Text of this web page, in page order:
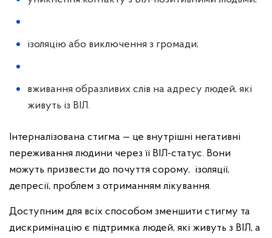
ізоляцію або виключення з громади;
вживання образливих слів на адресу людей, які
живуть із ВІЛ.
Інтерналізована стигма — це внутрішні негативні
переживання людини через її ВІЛ-статус. Вони
можуть призвести до почуття сорому, ізоляції,
депресії, проблем з отриманням лікування.
Доступним для всіх способом зменшити стигму та
дискримінацію є підтримка людей, які живуть з ВІЛ, а